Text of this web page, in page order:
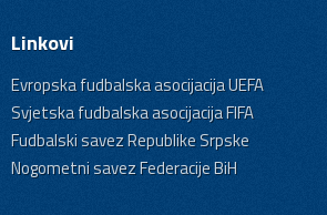
Linkovi
Evropska fudbalska asocijacija UEFA
Svjetska fudbalska asocijacija FIFA
Fudbalski savez Republike Srpske
Nogometni savez Federacije BiH